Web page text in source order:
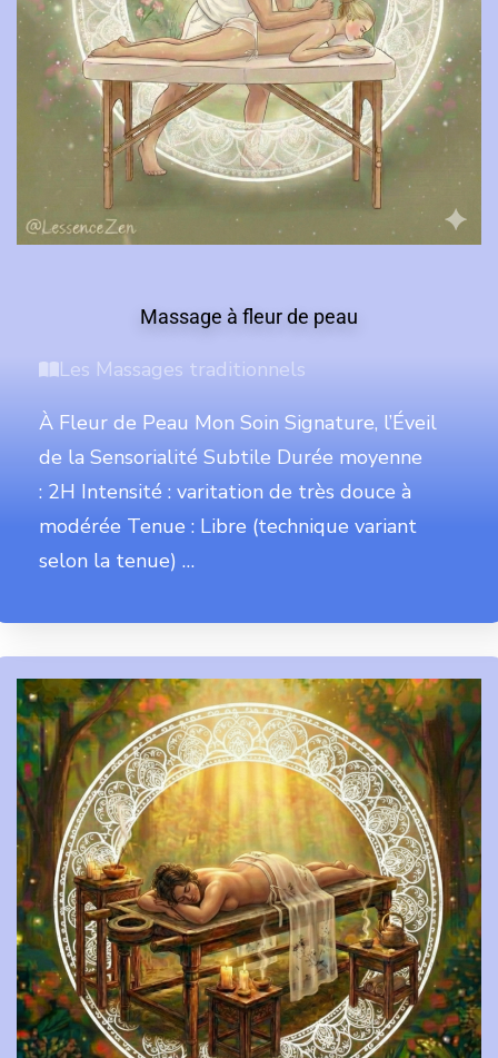
Massage à fleur de peau
Les Massages traditionnels
À Fleur de Peau Mon Soin Signature, l’Éveil
de la Sensorialité Subtile Durée moyenne
: 2H Intensité : varitation de très douce à
modérée Tenue : Libre (technique variant
selon la tenue) …